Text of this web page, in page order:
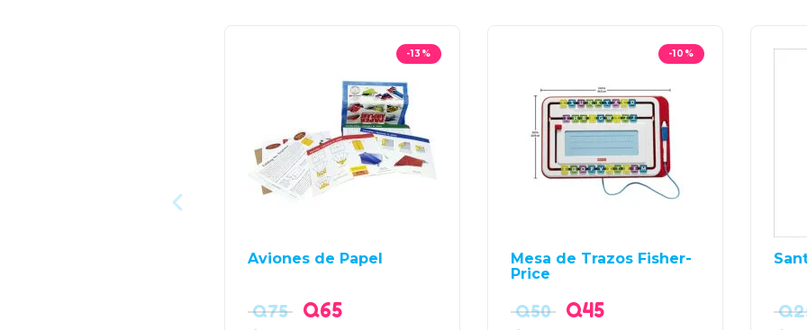
-13%
Aviones de Papel
Q75 Q65
-10%
Mesa de Trazos Fisher-
Price
Q50 Q45 Q